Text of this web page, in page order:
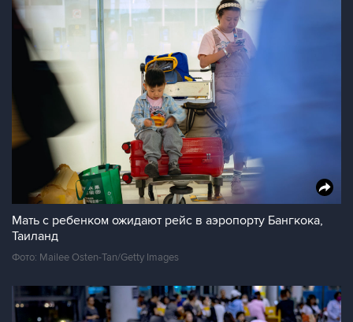
Мать с ребенком ожидают рейс в аэропорту Бангкока,
Таиланд
Фото: Mailee Osten-Tan/Getty Images